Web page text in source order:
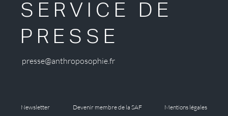
SERVICE DE
PRESSE
presse@anthroposophie.fr
Newsletter Devenir membre de la SAF Mentions légales